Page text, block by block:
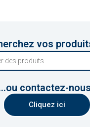
vos
contactez-
Cliquez ici